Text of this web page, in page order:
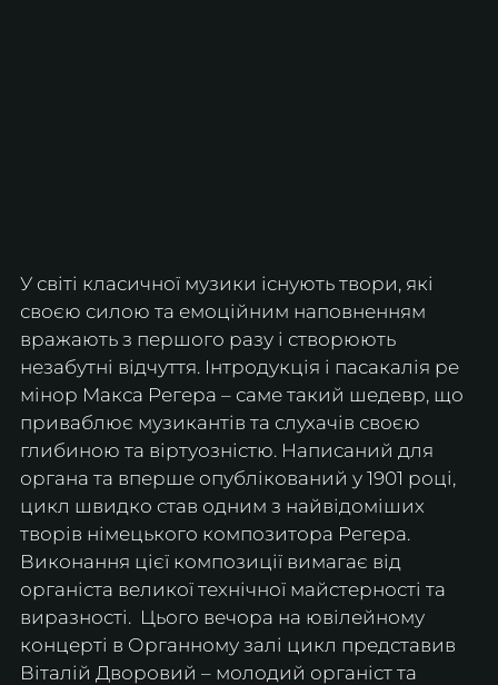
У світі класичної музики існують твори, які
своєю силою та емоційним наповненням
вражають з першого разу і створюють
незабутні відчуття. Інтродукція і пасакалія ре
мінор Макса Регера – саме такий шедевр, що
приваблює музикантів та слухачів своєю
глибиною та віртуозністю. Написаний для
органа та вперше опублікований у 1901 році,
цикл швидко став одним з найвідоміших
творів німецького композитора Регера.
Виконання цієї композиції вимагає від
органіста великої технічної майстерності та
виразності.  Цього вечора на ювілейному
концерті в Органному залі цикл представив
Віталій Дворовий – молодий органіст та